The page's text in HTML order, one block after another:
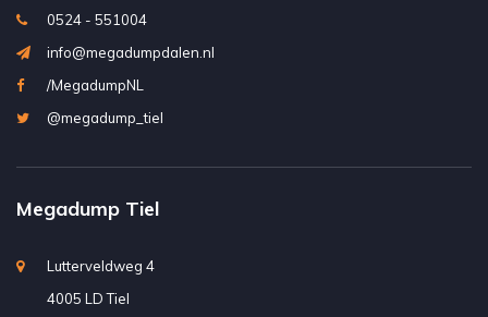
0524 - 551004
info@megadumpdalen.nl
/MegadumpNL
@megadump_tiel
Megadump Tiel
Lutterveldweg 4
4005 LD Tiel